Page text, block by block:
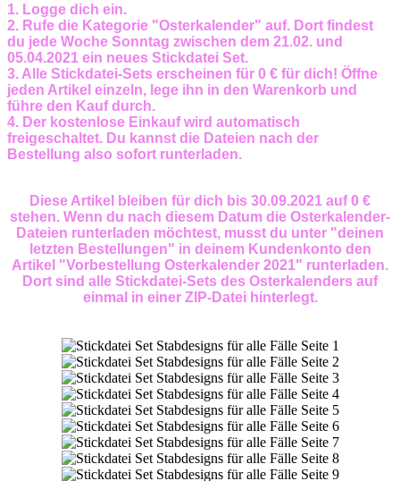
1. Logge dich ein.
2. Rufe die Kategorie "Osterkalender" auf. Dort findest
du jede Woche Sonntag zwischen dem 21.02. und
05.04.2021 ein neues Stickdatei Set.
3. Alle Stickdatei-Sets erscheinen für 0 € für dich! Öffne
jeden Artikel einzeln, lege ihn in den Warenkorb und
führe den Kauf durch.
4. Der kostenlose Einkauf wird automatisch
freigeschaltet. Du kannst die Dateien nach der
Bestellung also sofort runterladen.
Diese Artikel bleiben für dich bis 30.09.2021 auf 0 €
stehen. Wenn du nach diesem Datum die Osterkalender-
Dateien runterladen möchtest, musst du unter "deinen
letzten Bestellungen" in deinem Kundenkonto den
Artikel "Vorbestellung Osterkalender 2021" runterladen.
Dort sind alle Stickdatei-Sets des Osterkalenders auf
einmal in einer ZIP-Datei hinterlegt.